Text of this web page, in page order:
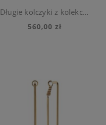
Długie kolczyki z kolekcji Monumental z ceramiką
560,00 zł